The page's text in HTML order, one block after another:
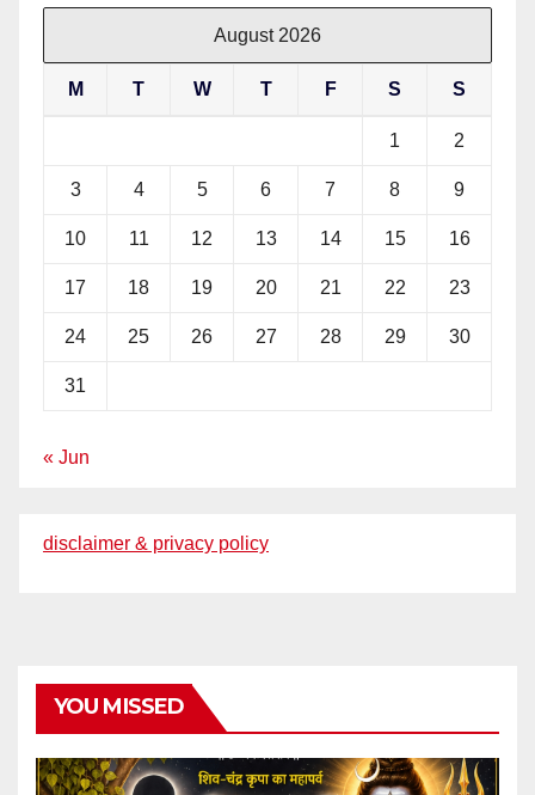
August 2026
M T W T F S S
1 2
3 4 5 6 7 8 9
10 11 12 13 14 15 16
17 18 19 20 21 22 23
24 25 26 27 28 29 30
31
« Jun
disclaimer & privacy policy
YOU MISSED